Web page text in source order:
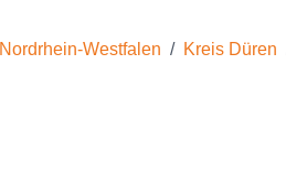
Nordrhein-Westfalen Kreis Düren